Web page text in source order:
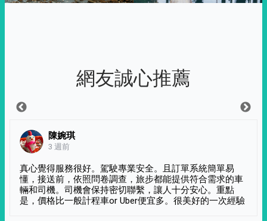
網友誠心推薦
陳婉琪
3 週前
真心覺得服務很好。駕駛專業安全。且訂單系統簡單易
懂，接送前，依照問卷調查，旅步都能提供符合需求的車
輛和司機。司機會保持密切聯繫，讓人十分安心。重點
是，價格比一般計程車or Uber便宜多。很美好的一次經驗